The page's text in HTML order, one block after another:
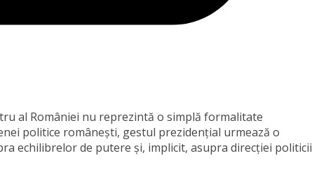
al României nu reprezintă o simplă formalitate
politice românești, gestul prezidențial urmează o
echilibrelor de putere și, implicit, asupra direcției politicii